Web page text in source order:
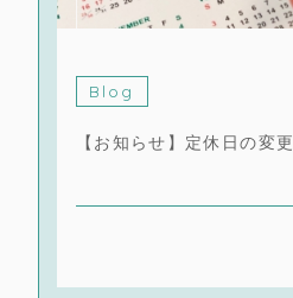
Blog
【お知らせ】定休日の変更